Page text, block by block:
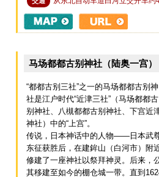
马场都都古别神社（陆奥一宫）
“都都古别三社”之一的马场都都古别神
社是江户时代“近津三社”（马场都都古
别神社、八槻都都古别神社、下宫近
神社）中的“上宫”。
传说，日本神话中的人物——日本武
东征获胜后，在建鉾山（白河市）附
修建了一座神社以祭拜神灵。后来，
其移建至如今的棚仓城一带。直到